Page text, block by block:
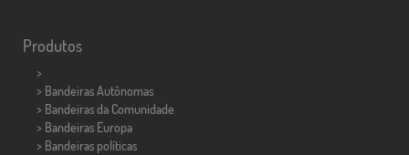
Produtos
>
> Bandeiras Autônomas
> Bandeiras da Comunidade
> Bandeiras Europa
> Bandeiras políticas